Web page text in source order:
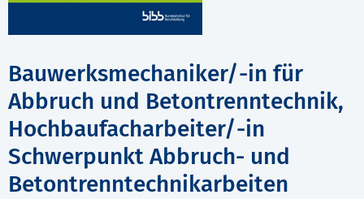
Bauwerksmechaniker/-in für
Abbruch und Betontrenntechnik,
Hochbaufacharbeiter/-in
Schwerpunkt Abbruch- und
Betontrenntechnikarbeiten